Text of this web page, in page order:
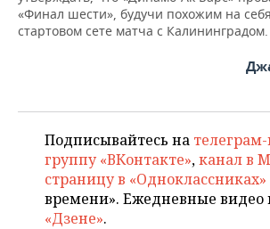
«Финал шести», будучи похожим на
стартовом сете матча с Калининградом.
Подписывайтесь на
группу «ВКонтакте»,канал в
страницу в «Одноклассниках»
времени». Ежедневные видео
«Дзене».